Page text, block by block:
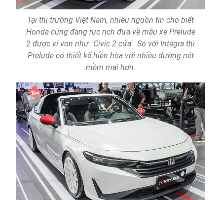
Tại thị trường Việt Nam, nhiều nguồn tin cho biết
Honda cũng đang rục rịch đưa về mẫu xe Prelude
2 được ví von như "Civic 2 cửa". So với Integra thì
Prelude có thiết kế hiền hòa với nhiều đường nét
mềm mại hơn.